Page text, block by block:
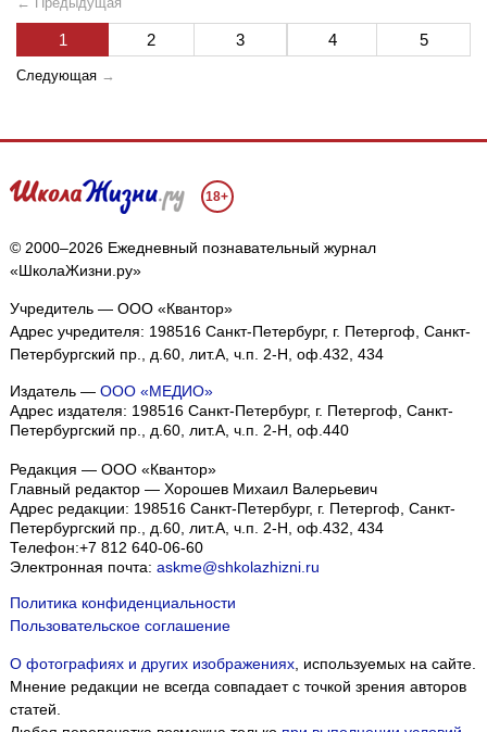
1 2 3 4 5
Следующая →
18+
© 2000–2026 Ежедневный познавательный журнал
«ШколаЖизни.ру»
Учредитель — ООО «Квантор»
Адрес учредителя: 198516 Санкт-Петербург, г. Петергоф, Санкт-
Петербургский пр., д.60, лит.А, ч.п. 2-Н, оф.432, 434
Издатель — ООО «МЕДИО»
Адрес издателя: 198516 Санкт-Петербург, г. Петергоф, Санкт-
Петербургский пр., д.60, лит.А, ч.п. 2-Н, оф.440
Редакция — ООО «Квантор»
Главный редактор — Хорошев Михаил Валерьевич
Адрес редакции: 198516 Санкт-Петербург, г. Петергоф, Санкт-
Петербургский пр., д.60, лит.А, ч.п. 2-Н, оф.432, 434
Телефон:+7 812 640-06-60
Электронная почта: askme@shkolazhizni.ru
Политика конфиденциальности
Пользовательское соглашение
О фотографиях и других изображениях, используемых на сайте.
Мнение редакции не всегда совпадает с точкой зрения авторов
статей.